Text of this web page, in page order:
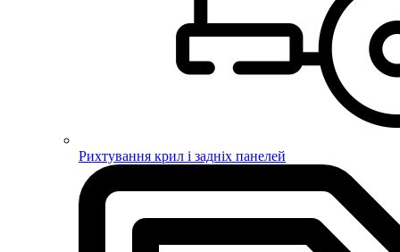
Рихтування крил і задніх панелей